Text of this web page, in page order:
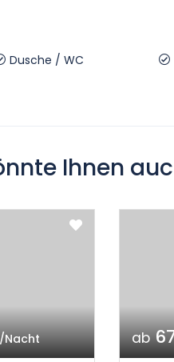
Dusche / WC
Ihnen
/Nacht ab